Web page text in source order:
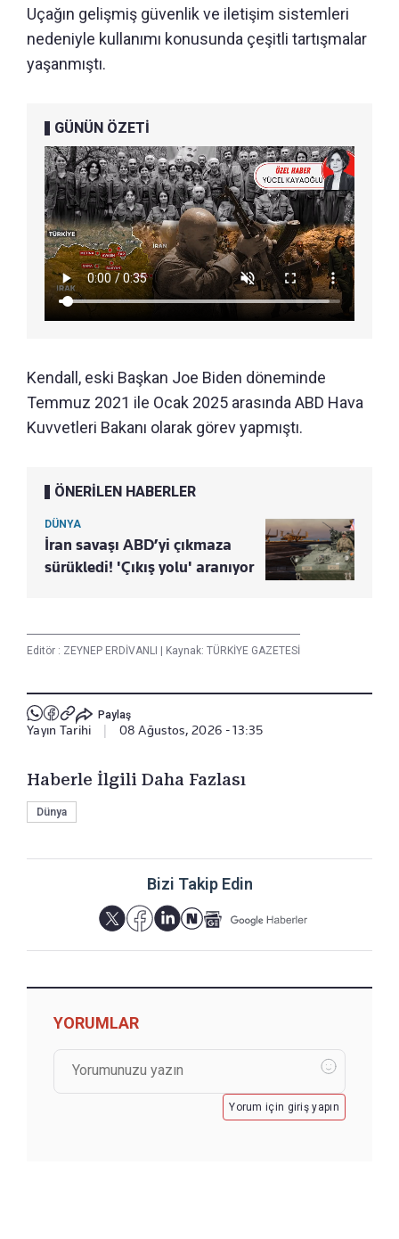
Uçağın gelişmiş güvenlik ve iletişim sistemleri
nedeniyle kullanımı konusunda çeşitli tartışmalar
yaşanmıştı.
GÜNÜN ÖZETİ
Kendall, eski Başkan Joe Biden döneminde
Temmuz 2021 ile Ocak 2025 arasında ABD Hava
Kuvvetleri Bakanı olarak görev yapmıştı.
ÖNERİLEN HABERLER
DÜNYA
İran savaşı ABD’yi çıkmaza
sürükledi! 'Çıkış yolu' aranıyor
Editör : ZEYNEP ERDİVANLI Kaynak: TÜRKİYE GAZETESİ
Paylaş
Yayın Tarihi 08 Ağustos, 2026 - 13:35
Haberle İlgili Daha Fazlası
Dünya
Bizi Takip Edin
YORUMLAR
Yorum için giriş yapın